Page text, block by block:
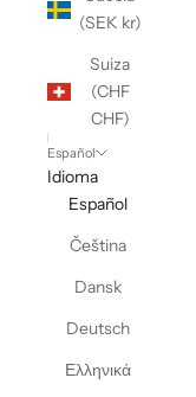
(SEK kr)
Suiza
(CHF
CHF)
Español
Idioma
Español
Čeština
Dansk
Deutsch
Ελληνικά